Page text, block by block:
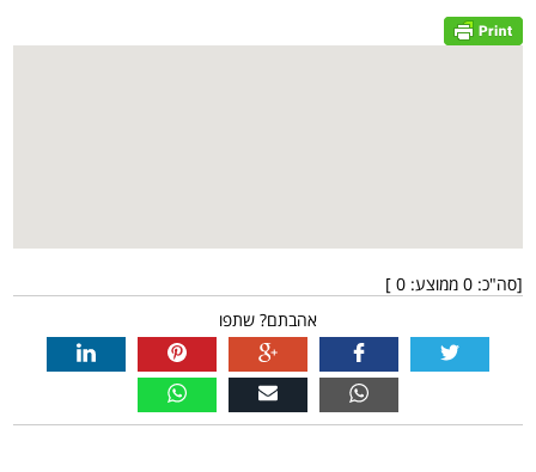
[סה"כ: 0 ממוצע: 0
]
אהבתם? שתפו